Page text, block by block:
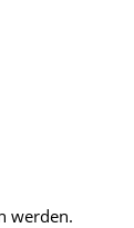
werden.